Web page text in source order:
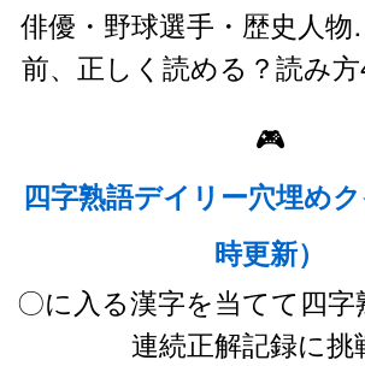
俳優・野球選手・歴史人
前、正しく読める？読み方
🎮
四字熟語デイリー穴埋め
時更新）
〇に入る漢字を当てて四字
連続正解記録に挑